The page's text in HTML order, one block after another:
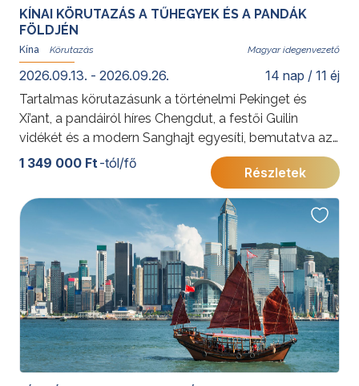
KÍNAI KÖRUTAZÁS A TŰHEGYEK ÉS A PANDÁK
FÖLDJÉN
Kína Magyar idegenvezető
2026.09.13. - 2026.09.26. 14 nap / 11 éj
Tartalmas körutazásunk a történelmi Pekinget és
Xi’ant, a pandáiról híres Chengdut, a festői Guilin
vidékét és a modern Sanghajt egyesíti, bemutatva az
ország sokszínűségét.
További érdekességekért Kínáról kattintson ide.
A 2026. szeptember 13–26. időpontra vonatkozó
részletes program a következő linken tekinthető meg.
Kínai körutazás a tűhegyek és pandák földjén
1 349 000 Ft -tól/fő
Részletek